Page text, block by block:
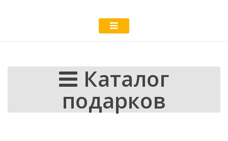
Каталог
подарков